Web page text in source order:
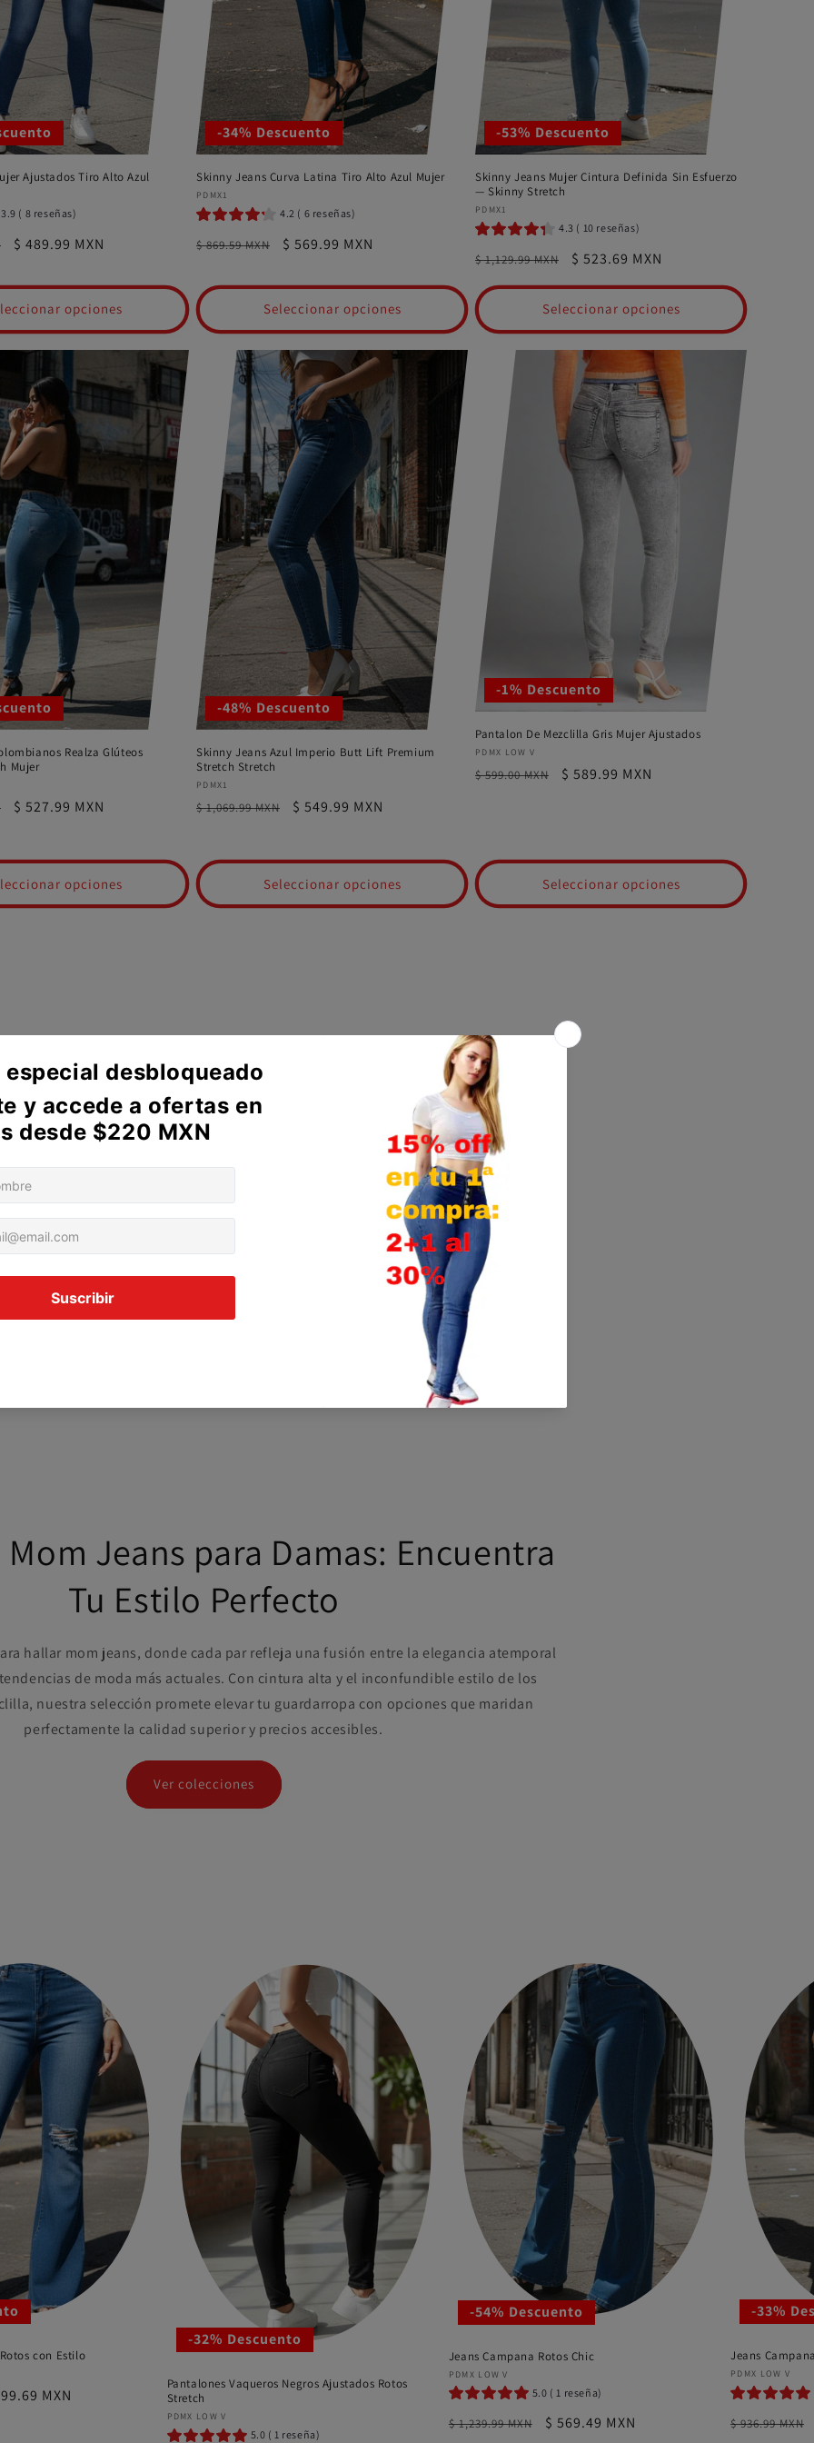
Ajustados Tiro Alto Azul
3.9 ( 8 reseñas)
Precio
oferta
$ 489.99 MXN
opciones
-34% Descuento
Skinny Jeans Curva Latina Tiro Alto Azul Mujer
Proveedor:
PDMX1
4.2 ( 6 reseñas)
Precio
$ 869.59 MXN
Precio
oferta
$ 569.99 MXN
Seleccionar opciones
-53% Descuento
Skinny Jeans Mujer Cintura Definida Sin Esfuerzo
— Skinny Stretch
Proveedor:
PDMX1
4.3 ( 10 reseñas)
Precio
habitual
$ 1,129.99 MXN
Precio
de
oferta
$ 523.69 MXN
Seleccionar opciones
Realza Glúteos
Mujer
Precio
$ 527.99 MXN
opciones
-48% Descuento
Skinny Jeans Azul Imperio Butt Lift Premium
Stretch Stretch
Proveedor:
PDMX1
Precio
$ 1,069.99 MXN
Precio
$ 549.99 MXN
Seleccionar opciones
-1% Descuento
Pantalon De Mezclilla Gris Mujer Ajustados
Proveedor:
PDMX LOW V
Precio
$ 599.00 MXN
Precio
$ 589.99 MXN
Seleccionar opciones
Jeans para Damas: Encuentra
Tu Estilo Perfecto
hallar mom jeans, donde cada par refleja una fusión entre la elegancia atemporal
de moda más actuales. Con cintura alta y el inconfundible estilo de los
nuestra selección promete elevar tu guardarropa con opciones que maridan
perfectamente la calidad superior y precios accesibles.
Ver colecciones
con Estilo
MXN
-32% Descuento
Pantalones Vaqueros Negros Ajustados Rotos
Stretch
Proveedor:
PDMX LOW V
5.0 ( 1 reseña)
-54% Descuento
Jeans Campana Rotos Chic
Proveedor:
PDMX LOW V
5.0 ( 1 reseña)
Precio
$ 1,239.99 MXN
Precio
$ 569.49 MXN
-33%
Jeans
Proveedor:
PDMX LOW V
Precio
$ 936.99 MXN